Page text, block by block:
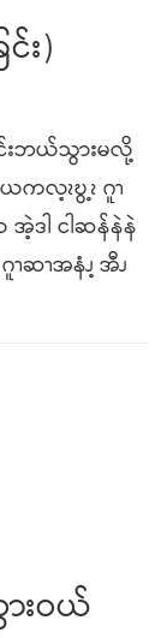
း)
င်းဘယ်သွားမလို့
ယကလ့ၩဎွ့ၩ ဂူၫ
ဒါ ငါဆန်နဲနဲ
ၫဆၫအနံၪ့ အီၪ
းဝယ်